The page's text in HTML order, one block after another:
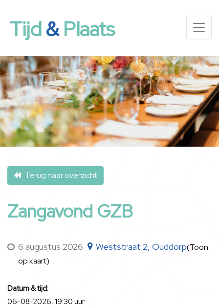
Tijd&Plaats
Terug naar overzicht
Zangavond GZB
6 augustus 2026 Weststraat 2, Ouddorp(Toon
op kaart)
Datum & tijd:
06-08-2026, 19:30 uur